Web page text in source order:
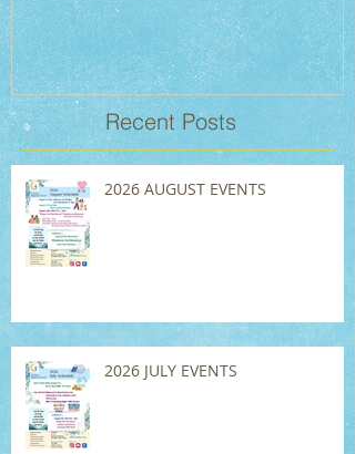
Recent Posts
2026 AUGUST EVENTS
2026 JULY EVENTS